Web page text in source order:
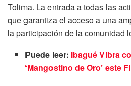
Tolima. La entrada a todas las
que garantiza el acceso a una
la participación de la comunidad
Puede leer: Ibagué Vibra
‘Mangostino de Oro’ este